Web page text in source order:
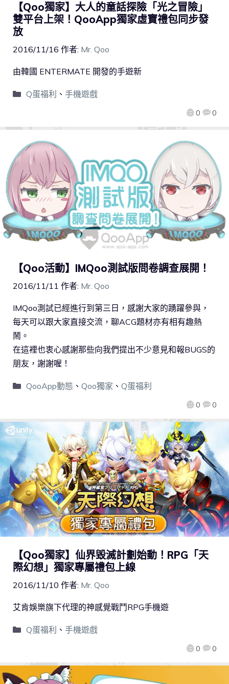
【Qoo獨家】大人的童話探險「光之冒險」
雙平台上架！QooApp獨家虛寶禮包同步發
放
2016/11/16 作者: Mr. Qoo
0 0
由韓國 ENTERMATE 開發的手遊新
Q蛋福利 、 手機遊戲
【Qoo活動】IMQoo測試版問卷調查展開！
2016/11/11 作者: Mr. Qoo
0 0
IMQoo測試已經進行到第三日，感謝大家的踴躍參與，
每天可以跟大家直接交流，聊ACG題材亦有相有趣熱
鬧。
在這裡也衷心感謝那些向我們提出不少意見和報BUGS的
朋友，謝謝喔！
QooApp動態 、 Qoo獨家 、 Q蛋福利
【Qoo獨家】仙界毀滅計劃始動！RPG「天
際幻想」獨家專屬禮包上線
2016/11/10 作者: Mr. Qoo
0 0
艾肯娛樂旗下代理的神感覺戰鬥RPG手機遊
Q蛋福利 、 手機遊戲